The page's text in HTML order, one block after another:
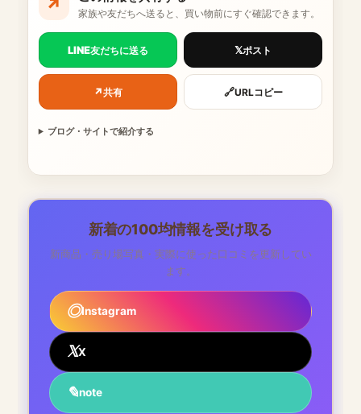
↗ 家族や友だちへ送ると、買い物前にすぐ確認できます。
LINE友だちに送る 𝕏ポスト
↗共有 🔗URLコピー
ブログ・サイトで紹介する
新着の100均情報を受け取る
新商品・売り場写真・実際に使った口コミを更新してい
ます。
Instagram
X
note